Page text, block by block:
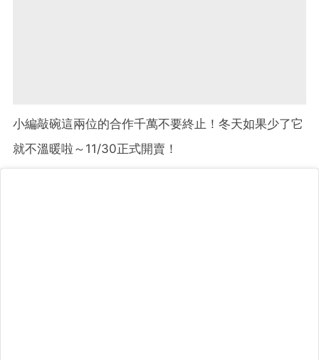
小編敲碗這兩位的合作千萬不要終止！冬天如果少了它
就不溫暖啦～11/30正式開賣！